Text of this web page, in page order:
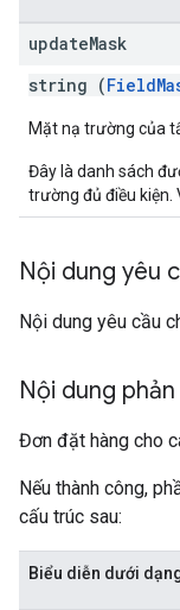
updateMask
string (
Mặt nạ trường của
Đây là danh sách
trường đủ điều kiện.
Nội dung yêu
Nội dung yêu cầu
Nội dung
Đơn đặt hàng cho
Nếu thành công,
cấu trúc sau:
Biểu diễn dưới